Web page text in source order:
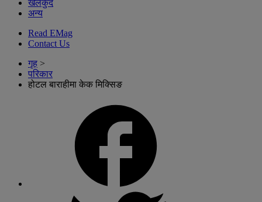
खेलकुद
अन्य
Read EMag
Contact Us
गृह >
परिकार
होटल बाराहीमा केक मिक्सिङ